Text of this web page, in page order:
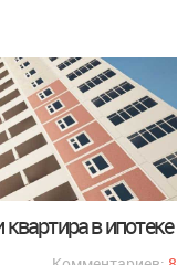
в ипотеке